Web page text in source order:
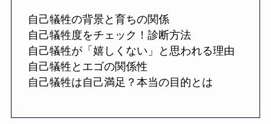
自己犠牲の背景と育ちの関係
自己犠牲度をチェック！診断方法
自己犠牲が「嬉しくない」と思われる理由
自己犠牲とエゴの関係性
自己犠牲は自己満足？本当の目的とは